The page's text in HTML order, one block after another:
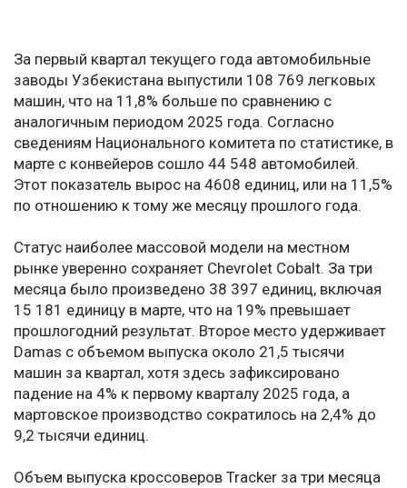
За первый квартал текущего года автомобильные
заводы Узбекистана выпустили 108 769 легковых
машин, что на 11,8% больше по сравнению с
аналогичным периодом 2025 года. Согласно
сведениям Национального комитета по статистике, в
марте с конвейеров сошло 44 548 автомобилей.
Этот показатель вырос на 4608 единиц, или на 11,5%
по отношению к тому же месяцу прошлого года.
Статус наиболее массовой модели на местном
рынке уверенно сохраняет Chevrolet Cobalt. За три
месяца было произведено 38 397 единиц, включая
15 181 единицу в марте, что на 19% превышает
прошлогодний результат. Второе место удерживает
Damas с объемом выпуска около 21,5 тысячи
машин за квартал, хотя здесь зафиксировано
падение на 4% к первому кварталу 2025 года, а
мартовское производство сократилось на 2,4% до
9,2 тысячи единиц.
Объем выпуска кроссоверов Tracker за три месяца